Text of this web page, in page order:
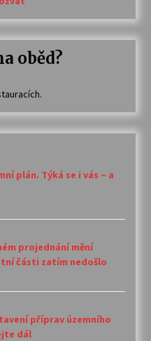
oběd?
plán. Týká se i vás – a
projednání mění
části zatím nedošlo
příprav územního
dál